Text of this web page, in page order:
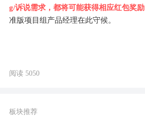
g/诉说需求，都将可能获得相应红包奖励
准版项目组产品经理在此守候。
阅读 5050
板块推荐